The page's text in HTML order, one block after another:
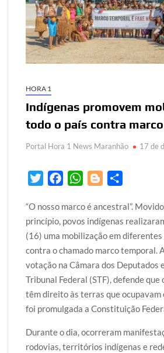
HORA 1
Indígenas promovem
todo o país contra
Portal Hora 1 News Maranhão 17 de
i
t
t
e
r
c
e
b
o
o
k
W
a
t
s
A
p
p
o
g
g
e
r
a
r
e
“O nosso marco é ancestral”.
princípio, povos indígenas
(16) uma mobilização em diferentes
contra o chamado marco temporal.
votação na Câmara dos Deputados
Tribunal Federal (STF), defende que
têm direito às terras que ocupavam
foi promulgada a Constituição
Durante o dia, ocorreram
rodovias, territórios indígenas e